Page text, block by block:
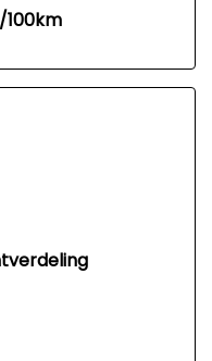
100km